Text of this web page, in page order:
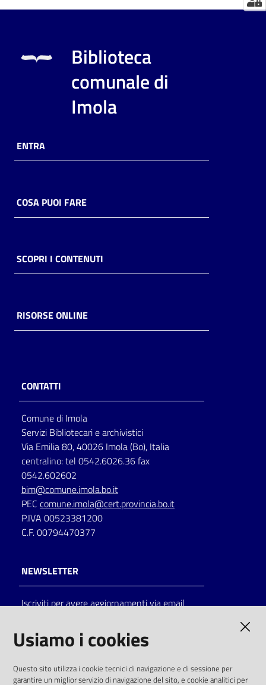
Orari
Biblioteca
comunale di
Imola
ENTRA
COSA PUOI FARE
SCOPRI I CONTENUTI
RISORSE ONLINE
CONTATTI
Comune di Imola
Servizi Bibliotecari e archivistici
Via Emilia 80, 40026 Imola (Bo), Italia
centralino: tel 0542.6026.36 fax
0542.602602
bim@comune.imola.bo.it
PEC comune.imola@cert.provincia.bo.it
P.IVA 00523381200
C.F. 00794470377
NEWSLETTER
Iscriviti per avere aggiornamenti via email
solo alle condizioni previste dalla direttiva
Usiamo i cookies
Questo sito utilizza i cookie tecnici di navigazione e di sessione per
garantire un miglior servizio di navigazione del sito, e cookie analitici per